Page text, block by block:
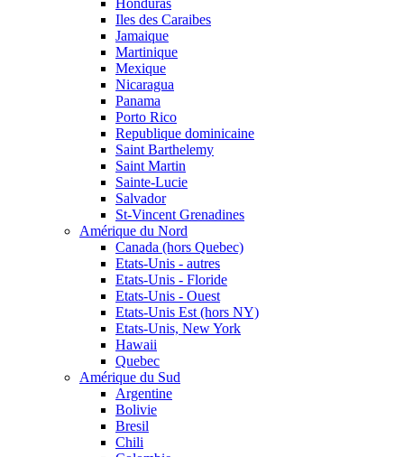
Honduras
Iles des Caraibes
Jamaique
Martinique
Mexique
Nicaragua
Panama
Porto Rico
Republique dominicaine
Saint Barthelemy
Saint Martin
Sainte-Lucie
Salvador
St-Vincent Grenadines
Amérique du Nord
Canada (hors Quebec)
Etats-Unis - autres
Etats-Unis - Floride
Etats-Unis - Ouest
Etats-Unis Est (hors NY)
Etats-Unis, New York
Hawaii
Quebec
Amérique du Sud
Argentine
Bolivie
Bresil
Chili